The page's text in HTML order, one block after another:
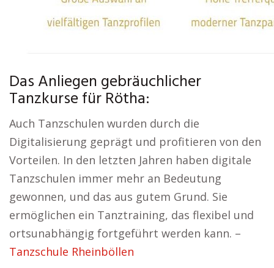
Das Anliegen gebräuchlicher
Tanzkurse für Rötha:
Auch Tanzschulen wurden durch die
Digitalisierung geprägt und profitieren von den
Vorteilen. In den letzten Jahren haben digitale
Tanzschulen immer mehr an Bedeutung
gewonnen, und das aus gutem Grund. Sie
ermöglichen ein Tanztraining, das flexibel und
ortsunabhängig fortgeführt werden kann. –
Tanzschule Rheinböllen